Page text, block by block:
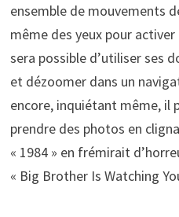
ensemble de mouvements
même des yeux pour
sera possible d’utiliser ses
et dézoomer dans un
encore, inquiétant même, il
prendre des photos en
« 1984 » en frémirait
« Big Brother Is Watching